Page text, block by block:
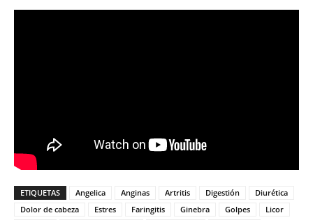
ETIQUETAS Angelica Anginas Artritis Digestión
Diurética
Dolor de cabeza
Estres Faringitis Ginebra Golpes
Licor